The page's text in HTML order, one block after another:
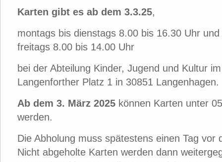
Karten gibt es ab dem 3.3.25,
montags bis dienstags 8.00 bis 16.30 Uhr und
freitags 8.00 bis 14.00 Uhr
bei der Abteilung Kinder, Jugend und Kultur
Langenforther Platz 1 in 30851 Langenhagen.
Ab dem 3. März 2025 können Karten unter
werden.
Die Abholung muss spätestens einen Tag vor
Nicht abgeholte Karten werden dann